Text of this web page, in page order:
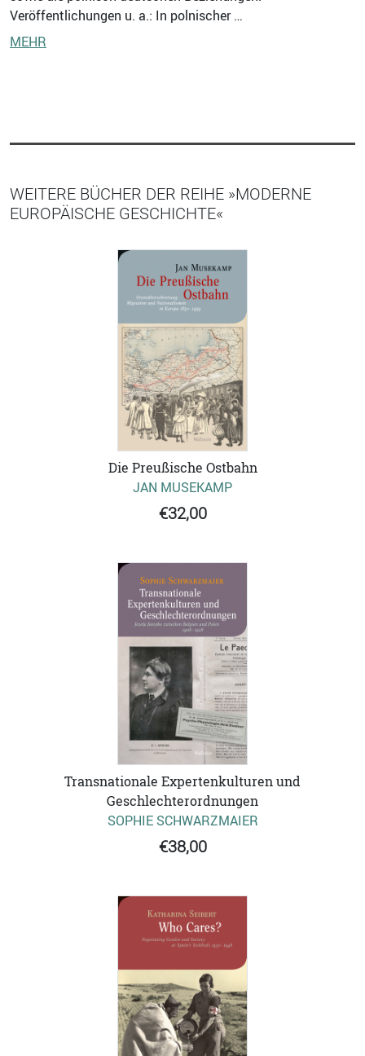
Veröffentlichungen u. a.: In polnischer …
MEHR
WEITERE BÜCHER DER REIHE »MODERNE
EUROPÄISCHE GESCHICHTE«
Die Preußische Ostbahn
JAN MUSEKAMP
€32,00
Transnationale Expertenkulturen und
Geschlechterordnungen
SOPHIE SCHWARZMAIER
€38,00